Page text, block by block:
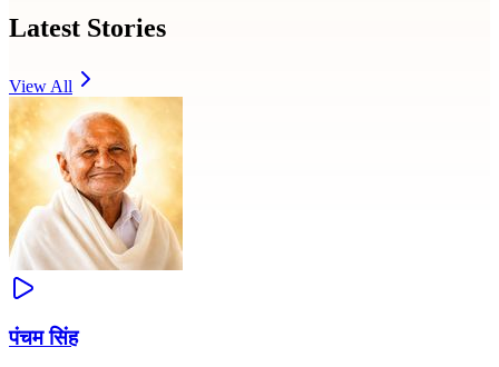
Latest Stories
View All
पंचम सिंह